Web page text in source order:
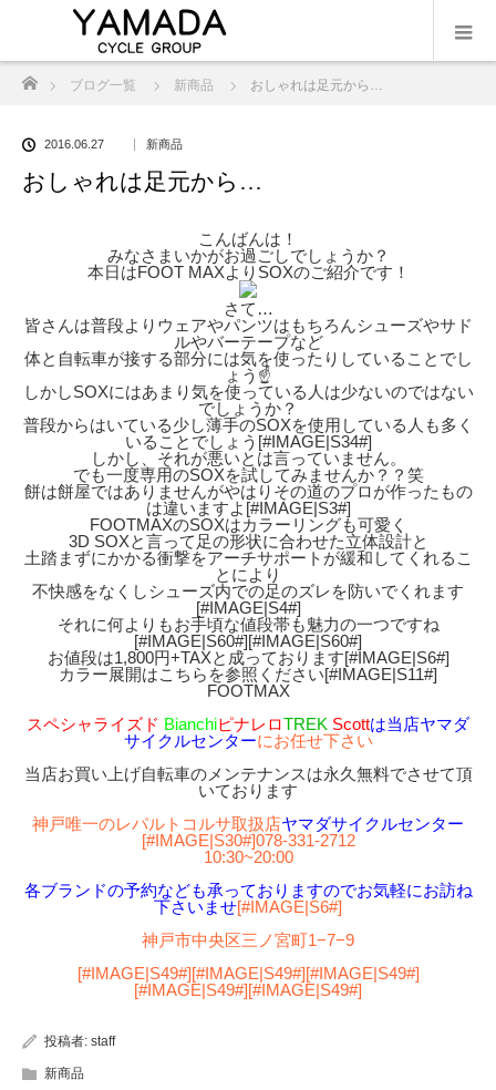
ブログ一覧 新商品 おしゃれは足元から…
2016.06.27 新商品
おしゃれは足元から…
こんばんは！
みなさまいかがお過ごしでしょうか？
本日はFOOT MAXよりSOXのご紹介です！
さて…
皆さんは普段よりウェアやパンツはもちろんシューズやサド
ルやバーテープなど
体と自転車が接する部分には気を使ったりしていることでし
ょう☝️
しかしSOXにはあまり気を使っている人は少ないのではない
でしょうか？
普段からはいている少し薄手のSOXを使用している人も多く
いることでしょう[#IMAGE|S34#]
しかし、それが悪いとは言っていません。
でも一度専用のSOXを試してみませんか？？笑
餅は餅屋ではありませんがやはりその道のプロが作ったもの
は違いますよ[#IMAGE|S3#]
FOOTMAXのSOXはカラーリングも可愛く
3D SOXと言って足の形状に合わせた立体設計と
土踏まずにかかる衝撃をアーチサポートが緩和してくれるこ
とにより
不快感をなくしシューズ内での足のズレを防いでくれます
[#IMAGE|S4#]
それに何よりもお手頃な値段帯も魅力の一つですね
[#IMAGE|S60#][#IMAGE|S60#]
お値段は1,800円+TAXと成っております[#IMAGE|S6#]
カラー展開はこちらを参照ください[#IMAGE|S11#]
FOOTMAX
スペシャライズド BianchiピナレロTREK Scottは当店ヤマダ
サイクルセンターにお任せ下さい
当店お買い上げ自転車のメンテナンスは永久無料でさせて頂
いております
神戸唯一のレパルトコルサ取扱店ヤマダサイクルセンター
[#IMAGE|S30#]078-331-2712
10:30~20:00
各ブランドの予約なども承っておりますのでお気軽にお訪ね
下さいませ[#IMAGE|S6#]
神戸市中央区三ノ宮町1−7−9
[#IMAGE|S49#][#IMAGE|S49#][#IMAGE|S49#]
[#IMAGE|S49#][#IMAGE|S49#]
投稿者: staff
新商品